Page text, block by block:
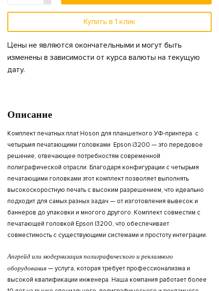
Купить в 1 клик
Цены не являются окончательными и могут быть
изменены в зависимости от курса валюты на текущую
дату.
Описание
Комплект печатных плат Hoson для планшетного УФ-принтера с
четырьмя печатающими головками Epson i3200 — это передовое
решение, отвечающее потребностям современной
полиграфической отрасли. Благодаря конфигурации с четырьмя
печатающими головками этот комплект позволяет выполнять
высокоскоростную печать с высоким разрешением, что идеально
подходит для самых разных задач — от изготовления вывесок и
баннеров до упаковки и многого другого. Комплект совместим с
печатающей головкой Epson I3200, что обеспечивает
совместимость с существующими системами и простоту интеграции.
Апгрейд или модернизация полиграфического и рекламного
оборудования — услуга, которая требует профессионализма и
высокой квалификации инженера. Наша компания работает более